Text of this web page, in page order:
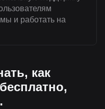
и работать на
как